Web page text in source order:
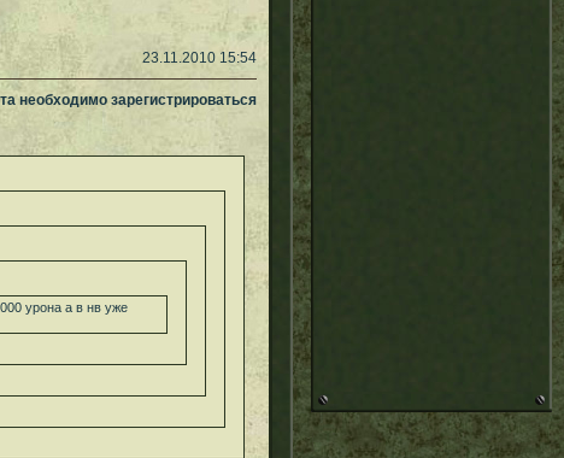
23.11.2010 15:54
необходимо зарегистрироваться
урона а в нв уже